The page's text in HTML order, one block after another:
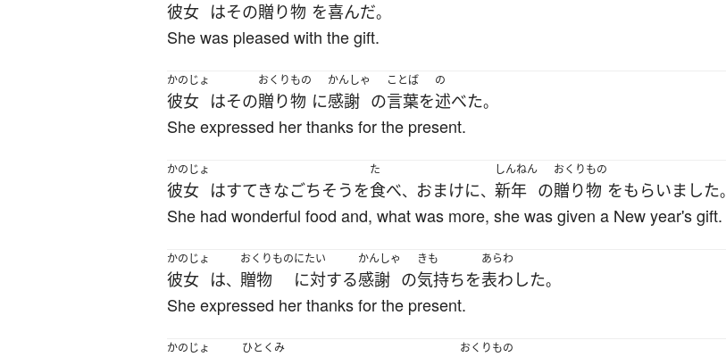
彼女 はその贈り物 を喜んだ。
She was pleased with the gift.
かのじょ
彼女 はその
おくりもの
贈り物 に
かんしゃ
感謝 の
ことば
言葉を
の
述べた。
She expressed her thanks for the present.
かのじょ
彼女 はすてきなごちそう を
た
食べ、 おまけに、
しんねん
新年 の
おくりもの
贈り物 をもらいました。
She had wonderful food and, what was more, she was given a New year's gift.
かのじょ
彼女 は、
おくりもの
贈物
にたい
に対する
かんしゃ
感謝 の
きも
気持ちを
あらわ
表わした。
She expressed her thanks for the present.
かのじょ
ひとくみ おくりもの